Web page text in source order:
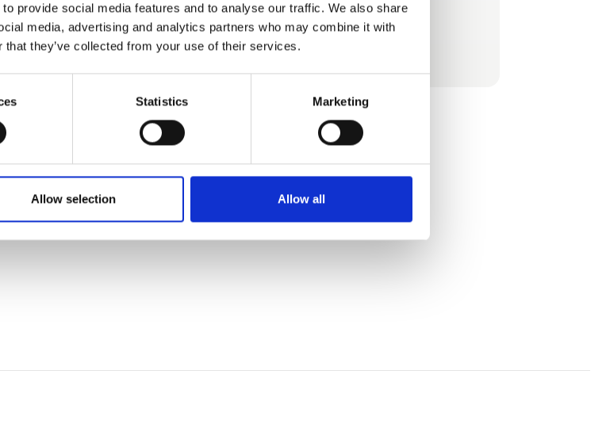
provide social media features and to analyse our traffic. We also share
media, advertising and analytics partners who may combine it with
they’ve collected from your use of their services.
Statistics Marketing
Allow selection Allow all
uforskammet fair
for længe, for
mere end 50 års erfaring. Det er din garanti
for god kvalitet og gennemtænkte løsninger.
Se profil